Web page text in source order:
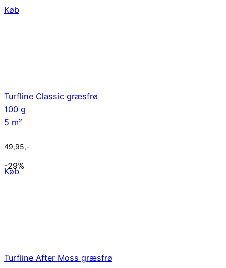
Køb
Køb
Turfline Classic græsfrø
100 g
5 m²
49,95,-
-29%
Turfline After Moss græsfrø